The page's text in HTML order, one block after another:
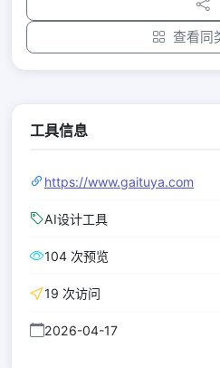
查看同
工具信息
https://www.gaituya.com
AI设计工具
104 次预览
19 次访问
2026-04-17